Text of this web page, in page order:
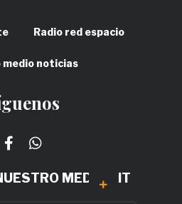
Radio red espacio
medio noticias
MEDIA KIT